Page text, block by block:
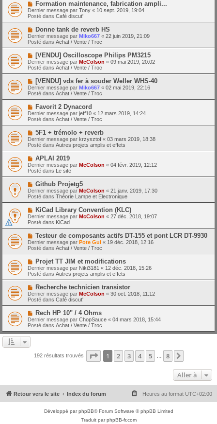
s
a
g
e
a
u
m
e
s
a
g
e
N
o
u
v
e
a
u
m
e
s
a
g
e
Formation maintenance, fabrication ampli...
Dernier message par Tony « 10 sept. 2019, 19:04
Posté dans Café discut'
N
o
u
v
e
u
m
e
s
a
g
e
Donne tank de reverb HS
Dernier message par Miko667 « 22 juin 2019, 21:09
Posté dans Achat / Vente / Troc
N
o
u
v
e
u
m
e
s
a
g
e
[VENDU] Oscilloscope Philips PM3215
Dernier message par McColson « 09 mai 2019, 20:02
Posté dans Achat / Vente / Troc
N
o
u
v
e
a
u
m
e
s
s
a
g
[VENDU] vds fer à souder Weller WHS-40
Dernier message par Miko667 « 02 mai 2019, 22:16
Posté dans Achat / Vente / Troc
N
o
u
v
e
a
u
m
e
s
s
a
g
e
Favorit 2 Dynacord
Dernier message par jeff10 « 12 mars 2019, 14:24
Posté dans Achat / Vente / Troc
N
o
u
v
a
u
m
e
s
s
a
g
e
5F1 + trémolo + reverb
Dernier message par krzysztof « 03 mars 2019, 18:38
Posté dans Autres projets amplis et effets
N
o
u
v
a
u
m
e
s
a
g
e
APLAI 2019
Dernier message par McColson « 04 févr. 2019, 12:12
Posté dans Le site
N
o
u
v
e
a
u
m
e
s
s
a
g
e
Github Projetg5
Dernier message par McColson « 21 janv. 2019, 17:30
Posté dans Théorie Lampe et Electronique
N
o
u
v
e
u
m
e
s
a
g
e
KiCad Library Convention (KLC)
Dernier message par McColson « 27 déc. 2018, 19:07
Posté dans KiCad
N
o
u
v
e
a
u
m
e
s
a
g
e
Testeur de composants actifs DT-155 et pont LCR DT-9930
Dernier message par Pote Gui « 19 déc. 2018, 12:16
Posté dans Achat / Vente / Troc
N
o
u
v
e
a
u
m
e
s
a
g
e
Projet TT JIM et modifications
Dernier message par Niki3181 « 12 déc. 2018, 15:26
Posté dans Autres projets amplis et effets
N
o
u
v
e
a
u
m
e
g
Recherche technicien transistor
Dernier message par McColson « 30 oct. 2018, 11:12
Posté dans Café discut'
N
o
u
v
e
m
e
Rech HP 10" / 4 Ohms
Dernier message par ChopSauce « 04 mars 2018, 15:44
Posté dans Achat / Vente / Troc
192 résultats trouvés Page 1sur8
1 2 3 4 5 8
Aller à
Retour vers le site Index du forum Heures au format UTC+02:00
Développé parphpBB® Forum Software © phpBB Limited
Traduit parphpBB-fr.com